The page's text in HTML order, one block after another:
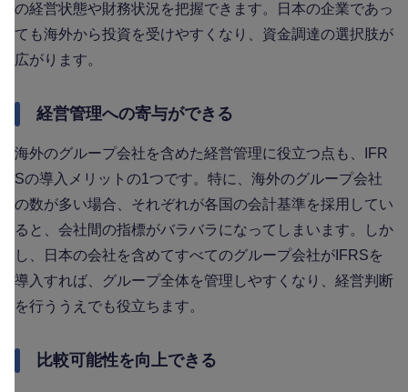
の経営状態や財務状況を把握できます。日本の企業であっ
ても海外から投資を受けやすくなり、資金調達の選択肢が
広がります。
経営管理への寄与ができる
海外のグループ会社を含めた経営管理に役立つ点も、IFR
Sの導入メリットの1つです。特に、海外のグループ会社
の数が多い場合、それぞれが各国の会計基準を採用してい
ると、会社間の指標がバラバラになってしまいます。しか
し、日本の会社を含めてすべてのグループ会社がIFRSを
導入すれば、グループ全体を管理しやすくなり、経営判断
を行ううえでも役立ちます。
比較可能性を向上できる